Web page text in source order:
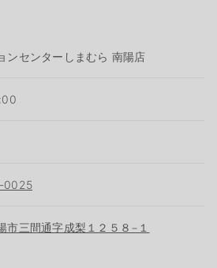
ンセンターしまむら 南陽店
0025
市三間通字成梨１２５８−１